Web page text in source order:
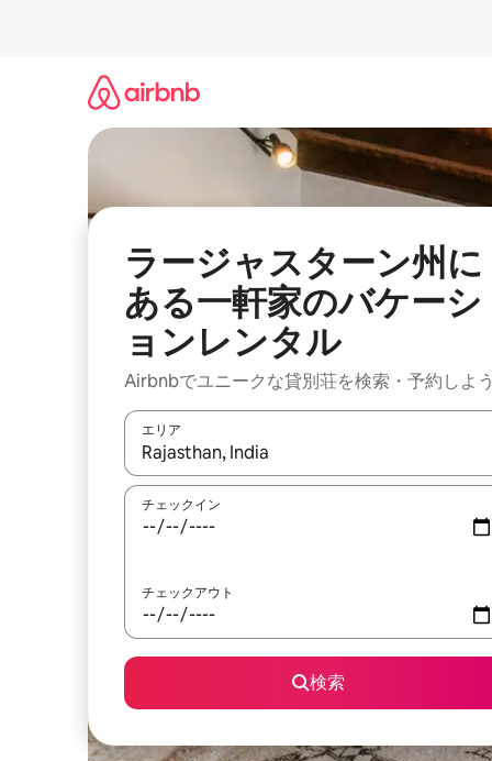
ラージャスターン州に
ある一軒家のバケーシ
ョンレンタル
Airbnbでユニークな貸別荘を検索・予約しよう
エリア
検索結果が表示されたら、上下の矢印キーを使っ
チェックイン
チェックアウト
検索